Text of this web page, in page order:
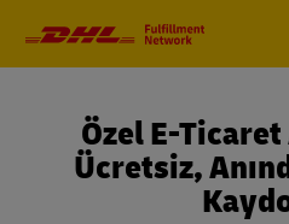
Özel E-
Ücretsiz,